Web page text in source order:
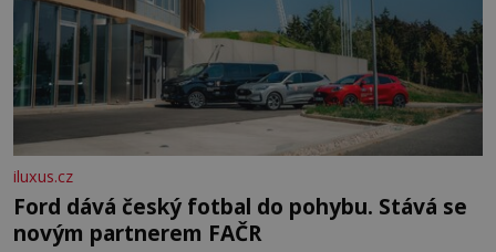
iluxus.cz
Ford dává český fotbal do pohybu. Stává se
novým partnerem FAČR